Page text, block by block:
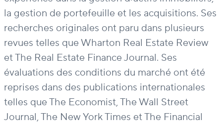
la gestion de portefeuille et les acquisitions. Ses
recherches originales ont paru dans plusieurs
revues telles que Wharton Real Estate Review
et The Real Estate Finance Journal. Ses
évaluations des conditions du marché ont été
reprises dans des publications internationales
telles que The Economist, The Wall Street
Journal, The New York Times et The Financial